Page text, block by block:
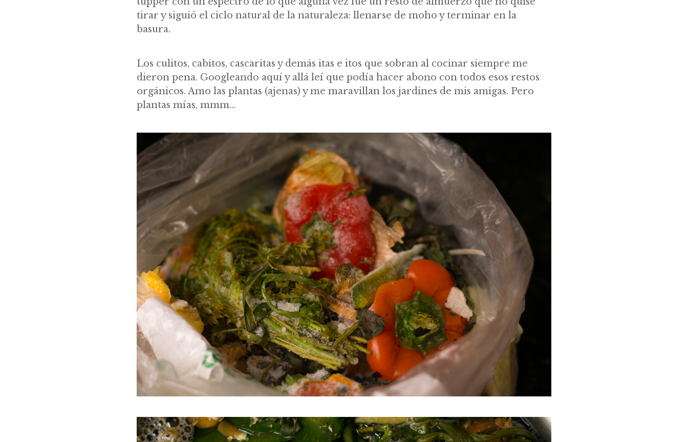
tirar y siguió el ciclo natural de la naturaleza: llenarse de moho y terminar en la
basura.
Los culitos, cabitos, cascaritas y demás itas e itos que sobran al cocinar siempre me
dieron pena. Googleando aquí y allá leí que podía hacer abono con todos esos restos
orgánicos. Amo las plantas (ajenas) y me maravillan los jardines de mis amigas. Pero
plantas mías, mmm…